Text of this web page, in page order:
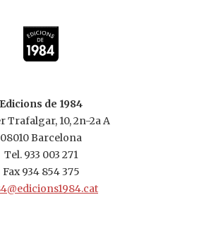
Edicions de 1984
Trafalgar, 10, 2n-2a A
08010 Barcelona
Tel. 933 003 271
Fax 934 854 375